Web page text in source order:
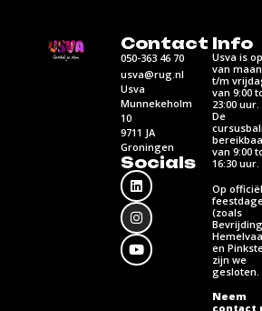
Contact
050-363 46 70
usva@rug.nl
Usva
Munnekeholm
10
9711 JA
Groningen
Socials
Info
Usva is
van
t/m
van 9:00
23:00 uur.
De
van 9:00
16:30 uur.
Op
(zoals
en
zijn we
gesloten.
Neem
contact